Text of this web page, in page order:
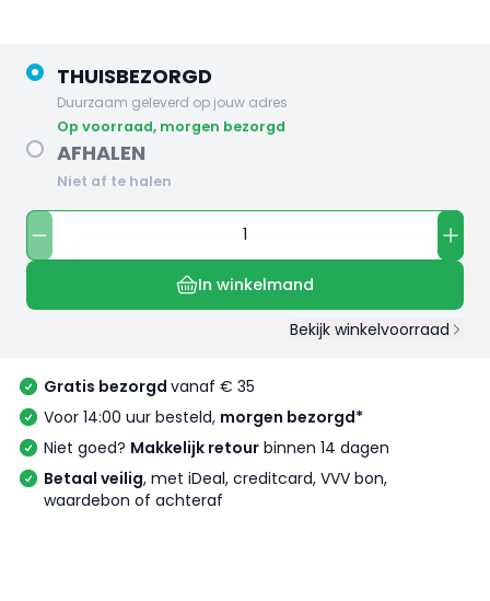
THUISBEZORGD
Duurzaam geleverd op jouw adres
op voorraad, morgen bezorgd
AFHALEN
Niet af te halen
In winkelmand
Bekijk winkelvoorraad
Gratis bezorgd vanaf € 35
Voor 14:00 uur besteld, morgen bezorgd*
Niet goed? Makkelijk retour binnen 14 dagen
Betaal veilig, met iDeal, creditcard, VVV bon,
waardebon of achteraf